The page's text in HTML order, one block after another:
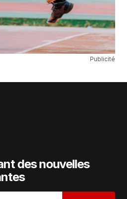
Publicité
des nouvelles